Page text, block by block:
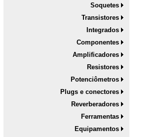
Soquetes
Transistores
Integrados
Componentes
Amplificadores
Resistores
Potenciômetros
Plugs e conectores
Reverberadores
Ferramentas
Equipamentos